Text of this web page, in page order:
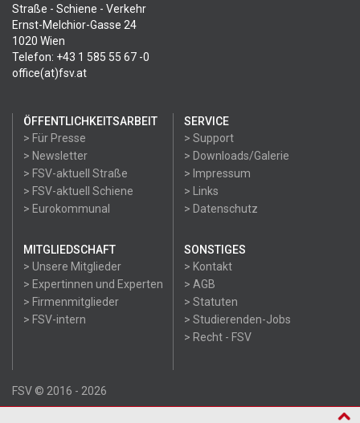
Straße - Schiene - Verkehr
Ernst-Melchior-Gasse 24
1020 Wien
Telefon: +43 1 585 55 67 -0
office(at)fsv.at
ÖFFENTLICHKEITSARBEIT
> Für Presse
> Newsletter
> FSV-aktuell Straße
> FSV-aktuell Schiene
> Eurokommunal
SERVICE
> Support
> Downloads/Galerie
> Impressum
> Links
> Datenschutz
MITGLIEDSCHAFT
> Unsere Mitglieder
> Expertinnen und Experten
> Firmenmitglieder
> FSV-intern
SONSTIGES
> Kontakt
> AGB
> Statuten
> Studierenden-Jobs
> Recht - FSV
FSV © 2016 - 2026